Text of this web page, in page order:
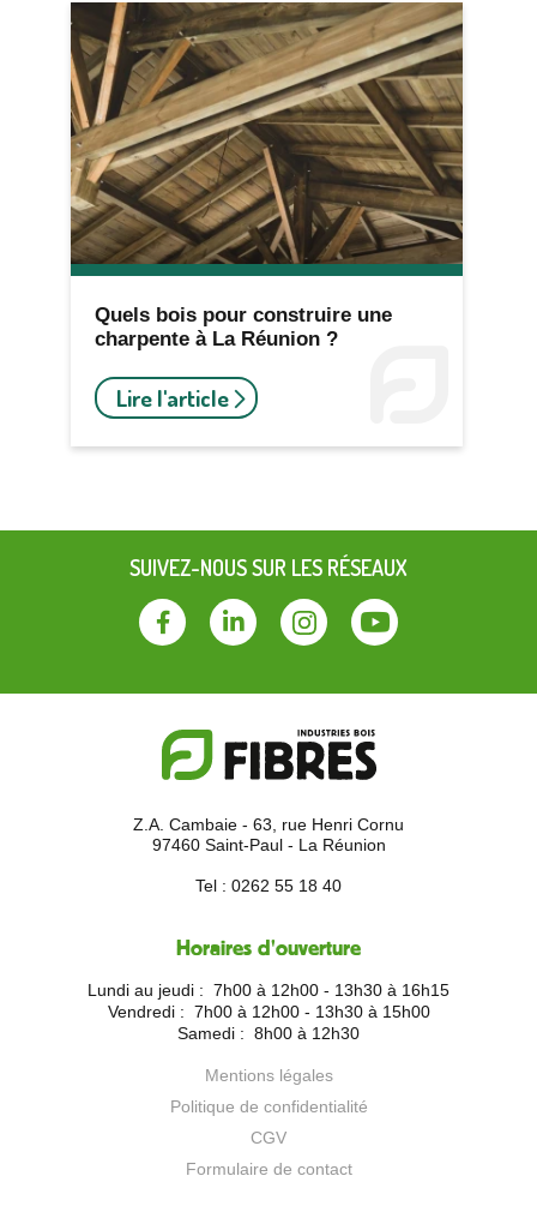
Quels bois pour construire une
charpente à La Réunion ?
Lire l'article
SUIVEZ-NOUS SUR LES RÉSEAUX
FacebookLinkedinInstagramYoutube
Z.A. Cambaie - 63, rue Henri Cornu
97460 Saint-Paul - La Réunion
Tel : 0262 55 18 40
Horaires d'ouverture
Lundi au jeudi : 7h00 à 12h00 - 13h30 à 16h15
Vendredi : 7h00 à 12h00 - 13h30 à 15h00
Samedi : 8h00 à 12h30
Mentions légales
Politique de confidentialité
CGV
Formulaire de contact